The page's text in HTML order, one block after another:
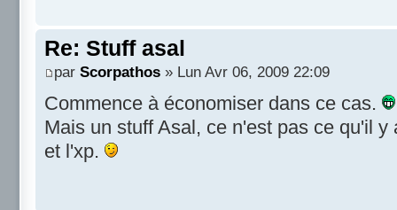
Re: Stuff asal
par Scorpathos » Lun Avr 06, 2009 22:09
Commence à économiser dans ce cas.
Mais un stuff Asal, ce n'est pas ce qu'il
et l'xp.